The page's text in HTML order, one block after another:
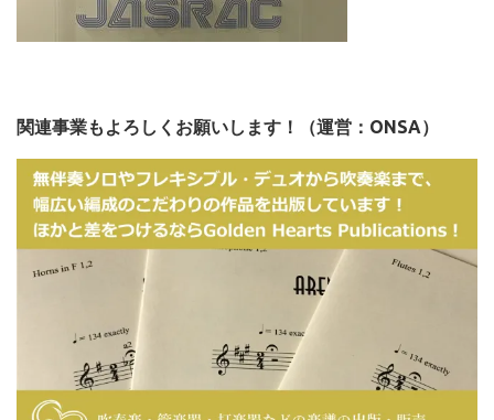
関連事業もよろしくお願いします！（運営：ONSA）